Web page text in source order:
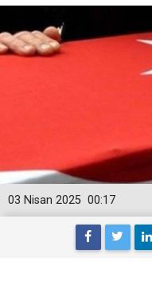
00:17
03 Nisan 2025